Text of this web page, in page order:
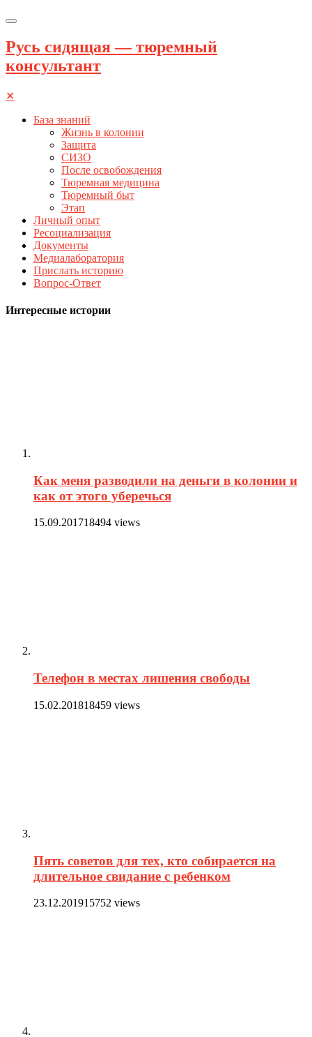
Русь сидящая — тюремный
консультант
✕
База знаний
Жизнь в колонии
Защита
СИЗО
После освобождения
Тюремная медицина
Тюремный быт
Этап
Личный опыт
Ресоциализация
Документы
Медиалаборатория
Прислать историю
Вопрос-Ответ
Интересные истории
Как меня разводили на деньги в колонии и
как от этого уберечься
15.09.201718494 views
Телефон в местах лишения свободы
15.02.201818459 views
Пять советов для тех, кто собирается на
длительное свидание с ребенком
23.12.201915752 views